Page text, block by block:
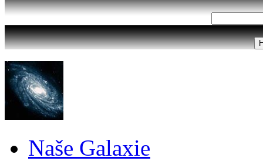
Naše Galaxie